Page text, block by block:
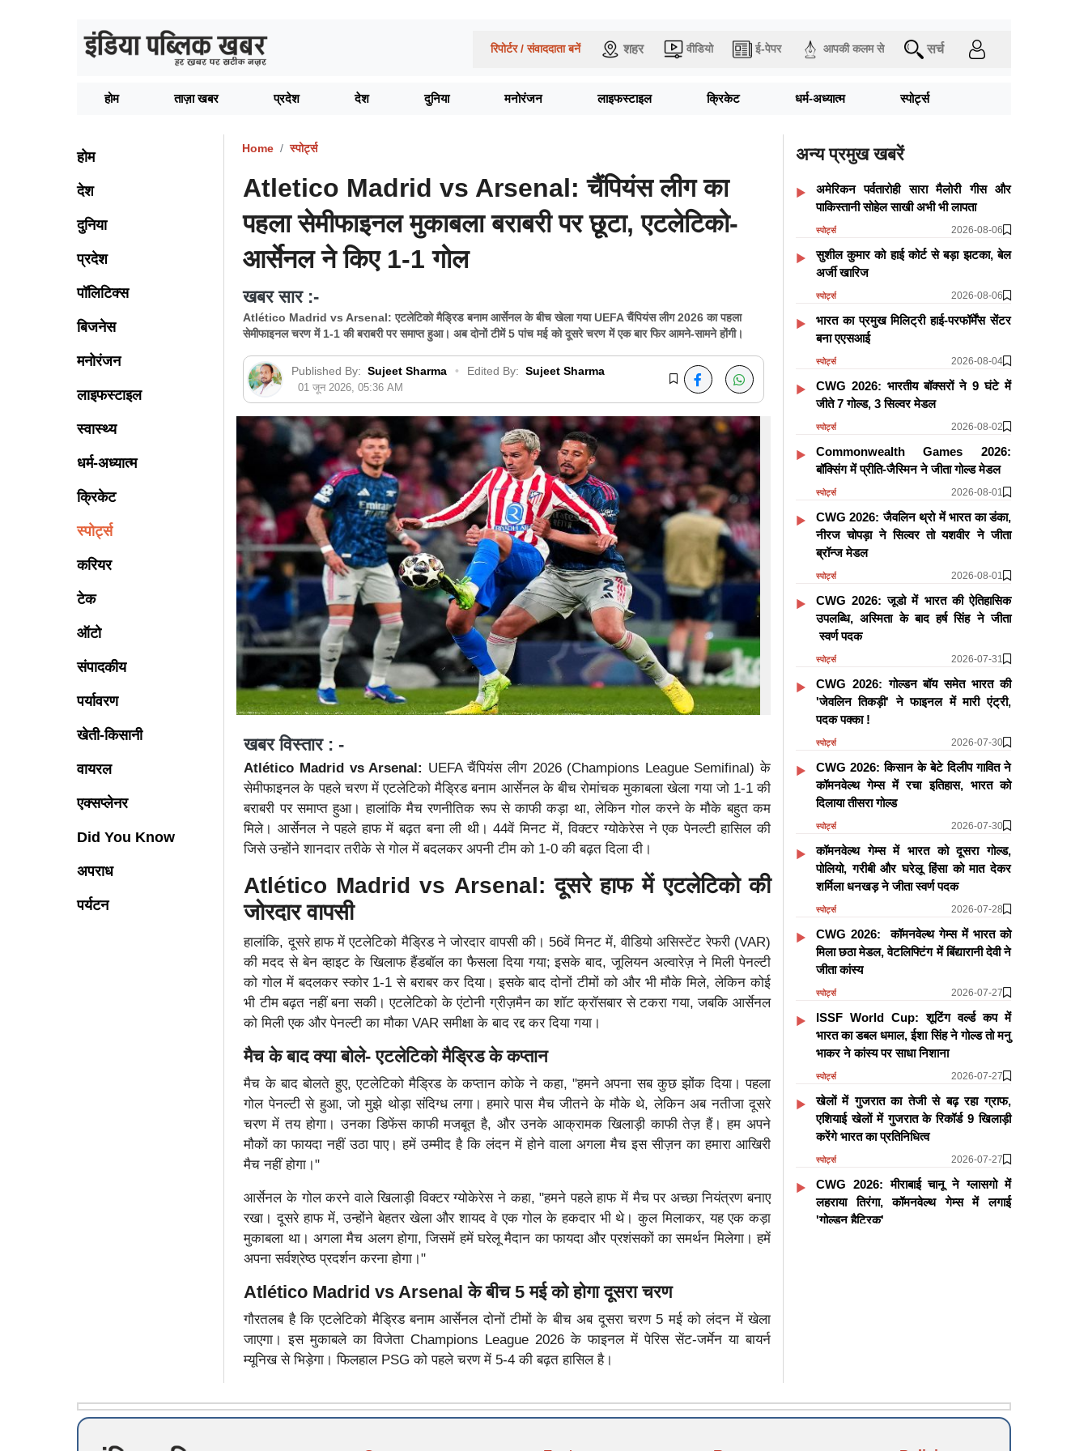
रिपोर्टर / संवाददाता बनें शहर वीडियो ई-पेपर आपकी कलम से सर्च
होम ताज़ा खबर प्रदेश देश दुनिया मनोरंजन लाइफस्टाइल क्रिकेट धर्म-अध्यात्म स्पोर्ट्स
होम
देश
दुनिया
प्रदेश
पॉलिटिक्स
बिजनेस
मनोरंजन
लाइफस्टाइल
स्वास्थ्य
धर्म-अध्यात्म
क्रिकेट
स्पोर्ट्स
करियर
टेक
ऑटो
संपादकीय
पर्यावरण
खेती-किसानी
वायरल
एक्सप्लेनर
Did You Know
अपराध
पर्यटन
Home स्पोर्ट्स
Atletico Madrid vs Arsenal: चैंपियंस लीग का
पहला सेमीफाइनल मुकाबला बराबरी पर छूटा, एटलेटिको-
आर्सेनल ने किए 1-1 गोल
खबर सार :-
Atlético Madrid vs Arsenal: एटलेटिको मैड्रिड बनाम आर्सेनल के बीच खेला गया UEFA चैंपियंस लीग 2026 का पहला
सेमीफाइनल चरण में 1-1 की बराबरी पर समाप्त हुआ। अब दोनों टीमें 5 पांच मई को दूसरे चरण में एक बार फिर आमने-सामने होंगी।
Published By: Sujeet Sharma • Edited By: Sujeet Sharma
01 जून 2026, 05:36 AM
खबर विस्तार : -
Atlético Madrid vs Arsenal: UEFA चैंपियंस लीग 2026 (Champions League Semifinal) के
सेमीफाइनल के पहले चरण में एटलेटिको मैड्रिड बनाम आर्सेनल के बीच रोमांचक मुकाबला खेला गया जो 1-1 की
बराबरी पर समाप्त हुआ। हालांकि मैच रणनीतिक रूप से काफी कड़ा था, लेकिन गोल करने के मौके बहुत कम
मिले। आर्सेनल ने पहले हाफ में बढ़त बना ली थी। 44वें मिनट में, विक्टर ग्योकेरेस ने एक पेनल्टी हासिल की
जिसे उन्होंने शानदार तरीके से गोल में बदलकर अपनी टीम को 1-0 की बढ़त दिला दी।
Atlético Madrid vs Arsenal: दूसरे हाफ में एटलेटिको की
जोरदार वापसी
हालांकि, दूसरे हाफ में एटलेटिको मैड्रिड ने जोरदार वापसी की। 56वें मिनट में, वीडियो असिस्टेंट रेफरी (VAR)
की मदद से बेन व्हाइट के खिलाफ हैंडबॉल का फैसला दिया गया; इसके बाद, जूलियन अल्वारेज़ ने मिली पेनल्टी
को गोल में बदलकर स्कोर 1-1 से बराबर कर दिया। इसके बाद दोनों टीमों को और भी मौके मिले, लेकिन कोई
भी टीम बढ़त नहीं बना सकी। एटलेटिको के एंटोनी ग्रीज़मैन का शॉट क्रॉसबार से टकरा गया, जबकि आर्सेनल
को मिली एक और पेनल्टी का मौका VAR समीक्षा के बाद रद्द कर दिया गया।
मैच के बाद क्या बोले- एटलेटिको मैड्रिड के कप्तान
मैच के बाद बोलते हुए, एटलेटिको मैड्रिड के कप्तान कोके ने कहा, "हमने अपना सब कुछ झोंक दिया। पहला
गोल पेनल्टी से हुआ, जो मुझे थोड़ा संदिग्ध लगा। हमारे पास मैच जीतने के मौके थे, लेकिन अब नतीजा दूसरे
चरण में तय होगा। उनका डिफेंस काफी मजबूत है, और उनके आक्रामक खिलाड़ी काफी तेज़ हैं। हम अपने
मौकों का फायदा नहीं उठा पाए। हमें उम्मीद है कि लंदन में होने वाला अगला मैच इस सीज़न का हमारा आखिरी
मैच नहीं होगा।"
आर्सेनल के गोल करने वाले खिलाड़ी विक्टर ग्योकेरेस ने कहा, "हमने पहले हाफ में मैच पर अच्छा नियंत्रण बनाए
रखा। दूसरे हाफ में, उन्होंने बेहतर खेला और शायद वे एक गोल के हकदार भी थे। कुल मिलाकर, यह एक कड़ा
मुकाबला था। अगला मैच अलग होगा, जिसमें हमें घरेलू मैदान का फायदा और प्रशंसकों का समर्थन मिलेगा। हमें
अपना सर्वश्रेष्ठ प्रदर्शन करना होगा।"
Atlético Madrid vs Arsenal के बीच 5 मई को होगा दूसरा चरण
गौरतलब है कि एटलेटिको मैड्रिड बनाम आर्सेनल दोनों टीमों के बीच अब दूसरा चरण 5 मई को लंदन में खेला
जाएगा। इस मुकाबले का विजेता Champions League 2026 के फाइनल में पेरिस सेंट-जर्मेन या बायर्न
म्यूनिख से भिड़ेगा। फिलहाल PSG को पहले चरण में 5-4 की बढ़त हासिल है।
अन्य प्रमुख खबरें
अमेरिकन पर्वतारोही सारा मैलोरी गीस और
पाकिस्तानी सोहेल साखी अभी भी लापता
स्पोर्ट्स 2026-08-06
सुशील कुमार को हाई कोर्ट से बड़ा झटका, बेल
अर्जी खारिज
स्पोर्ट्स 2026-08-06
भारत का प्रमुख मिलिट्री हाई-परफॉर्मेंस सेंटर
बना एएसआई
स्पोर्ट्स 2026-08-04
CWG 2026: भारतीय बॉक्सरों ने 9 घंटे में
जीते 7 गोल्ड, 3 सिल्वर मेडल
स्पोर्ट्स 2026-08-02
Commonwealth Games 2026:
बॉक्सिंग में प्रीति-जैस्मिन ने जीता गोल्ड मेडल
स्पोर्ट्स 2026-08-01
CWG 2026: जैवलिन थ्रो में भारत का डंका,
नीरज चोपड़ा ने सिल्वर तो यशवीर ने जीता
ब्रॉन्ज मेडल
स्पोर्ट्स 2026-08-01
CWG 2026: जूडो में भारत की ऐतिहासिक
उपलब्धि, अस्मिता के बाद हर्ष सिंह ने जीता
स्वर्ण पदक
स्पोर्ट्स 2026-07-31
CWG 2026: गोल्डन बॉय समेत भारत की
'जेवलिन तिकड़ी' ने फाइनल में मारी एंट्री,
पदक पक्का !
स्पोर्ट्स 2026-07-30
CWG 2026: किसान के बेटे दिलीप गावित ने
कॉमनवेल्थ गेम्स में रचा इतिहास, भारत को
दिलाया तीसरा गोल्ड
स्पोर्ट्स 2026-07-30
कॉमनवेल्थ गेम्स में भारत को दूसरा गोल्ड,
पोलियो, गरीबी और घरेलू हिंसा को मात देकर
शर्मिला धनखड़ ने जीता स्वर्ण पदक
स्पोर्ट्स 2026-07-28
CWG 2026: कॉमनवेल्थ गेम्स में भारत को
मिला छठा मेडल, वेटलिफ्टिंग में बिंद्यारानी देवी ने
जीता कांस्य
स्पोर्ट्स 2026-07-27
ISSF World Cup: शूटिंग वर्ल्ड कप में
भारत का डबल धमाल, ईशा सिंह ने गोल्ड तो मनु
भाकर ने कांस्य पर साधा निशाना
स्पोर्ट्स 2026-07-27
खेलों में गुजरात का तेजी से बढ़ रहा ग्राफ,
एशियाई खेलों में गुजरात के रिकॉर्ड 9 खिलाड़ी
करेंगे भारत का प्रतिनिधित्व
स्पोर्ट्स 2026-07-27
CWG 2026: मीराबाई चानू ने ग्लासगो में
लहराया तिरंगा, कॉमनवेल्थ गेम्स में लगाई
'गोल्डन हैट्रिक'